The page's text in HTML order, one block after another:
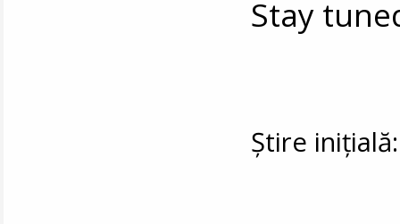
Stay
Știre